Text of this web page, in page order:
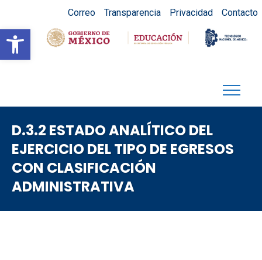
Abrir barra de herramientas
Correo Transparencia Privacidad Contacto
D.3.2 ESTADO ANALÍTICO DEL
EJERCICIO DEL TIPO DE EGRESOS
CON CLASIFICACIÓN
ADMINISTRATIVA